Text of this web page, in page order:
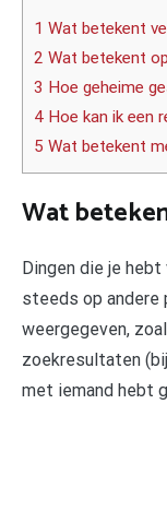
1 Wat betekent
2 Wat betekent
3 Hoe geheime
4 Hoe kan ik een
5 Wat betekent
Wat
Dingen die je hebt
steeds op andere
weergegeven,
zoekresultaten
met iemand hebt